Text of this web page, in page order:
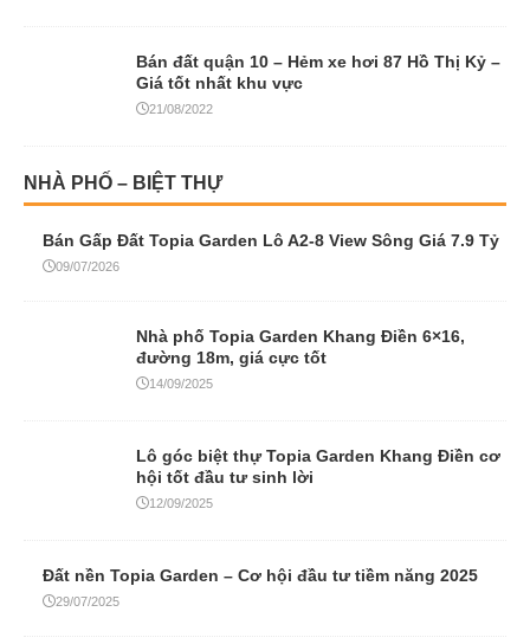
Bán đất quận 10 – Hẻm xe hơi 87 Hồ Thị Kỷ –
Giá tốt nhất khu vực
21/08/2022
NHÀ PHỐ – BIỆT THỰ
Bán Gấp Đất Topia Garden Lô A2-8 View Sông Giá 7.9 Tỷ
09/07/2026
Nhà phố Topia Garden Khang Điền 6×16,
đường 18m, giá cực tốt
14/09/2025
Lô góc biệt thự Topia Garden Khang Điền cơ
hội tốt đầu tư sinh lời
12/09/2025
Đất nền Topia Garden – Cơ hội đầu tư tiềm năng 2025
29/07/2025